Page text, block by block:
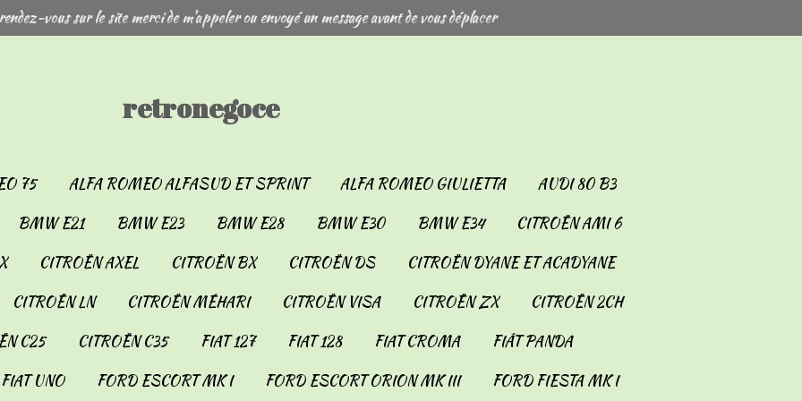
vous sur le site merci de m'appeler ou envoyé un message avant de vous déplacer
retronegoce
75 ALFA ROMEO ALFASUD ET SPRINT ALFA ROMEO GIULIETTA
AUDI 80 B3
BMW E21 BMW E23 BMW E28 BMW E30 BMW E34
CITROËN AMI 6
CITROËN AXEL CITROËN BX CITROËN DS
CITROËN DYANE ET ACADYANE
CITROËN LN CITROËN MÉHARI CITROËN VISA CITROËN ZX
CITROËN 2CH
C25 CITROËN C35 FIAT 127 FIAT 128 FIAT CROMA
FIÂT PANDA
FIAT UNO FORD ESCORT MK I FORD ESCORT ORION MK III
FORD FIESTA MK I